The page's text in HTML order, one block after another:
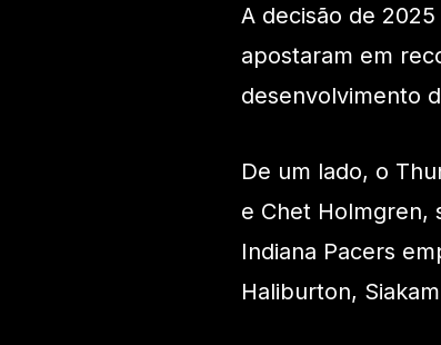
A decisão de
apostaram em
desenvolvimento
De um lado, o
e Chet Holmgren,
Indiana Pacers
Haliburton,